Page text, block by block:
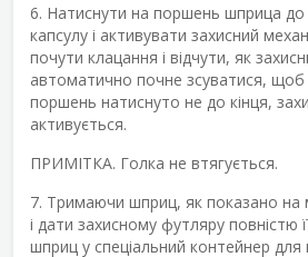
6. Натиснути на поршень шприца до
капсулу і активувати захисний
почути клацання і відчути, як
автоматично почне зсуватися, щоб
поршень натиснуто не до кінця,
активується.
ПРИМІТКА. Голка не втягується.
7. Тримаючи шприц, як показано на
і дати захисному футляру повністю
шприц у спеціальний контейнер для